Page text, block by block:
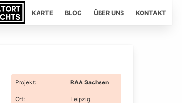
KARTE BLOG ÜBER UNS KONTAKT
Projekt: RAA Sachsen
Ort: Leipzig